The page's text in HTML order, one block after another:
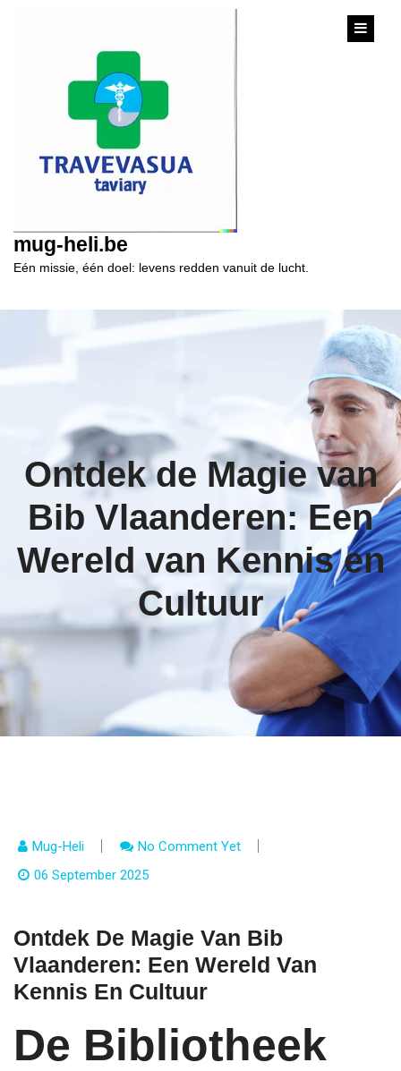
mug-heli.be
Eén missie, één doel: levens redden vanuit de lucht.
Ontdek de Magie van
Bib Vlaanderen: Een
Wereld van Kennis en
Cultuur
Mug-Heli
No Comment Yet
06 September 2025
Ontdek De Magie Van Bib
Vlaanderen: Een Wereld Van
Kennis En Cultuur
De Bibliotheek